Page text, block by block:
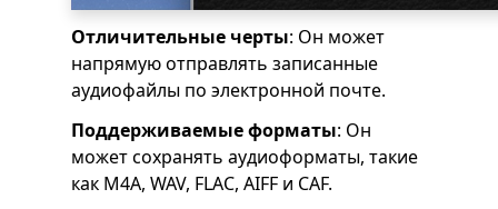
Отличительные черты: Он может
напрямую отправлять записанные
аудиофайлы по электронной почте.
Поддерживаемые форматы: Он
может сохранять аудиоформаты, такие
как M4A, WAV, FLAC, AIFF и CAF.